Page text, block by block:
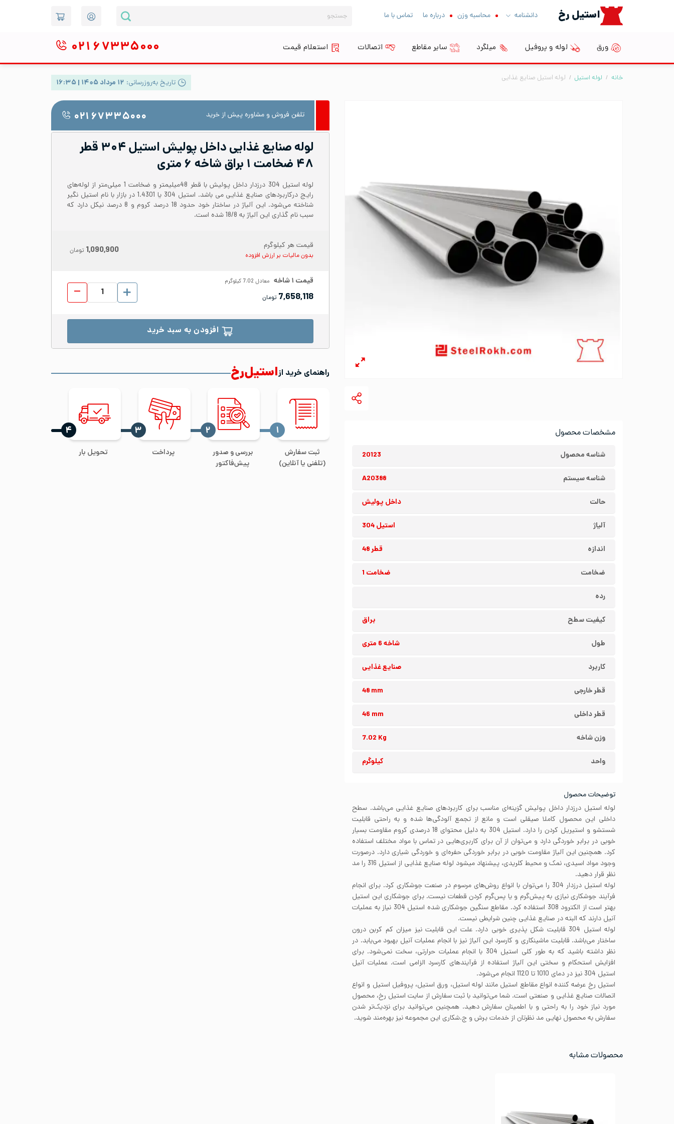
استیل رخ دانشنامه محاسبه وزن درباره ما تماس با ما
برای:
ورق لوله و پروفیل میلگرد سایر مقاطع اتصالات استعلام قیمت ۰۲۱ ۶۷۳۳۵۰۰۰
خانه / لوله استیل / لوله استیل صنایع غذایی تاریخ به‌روزرسانی: ۱۲ مرداد ۱۴۰۵ | ۱۶:۳۵
مشخصات محصول
شناسه محصول 20123
شناسه سیستم A20388
حالت داخل پولیش
آلیاژ استیل 304
اندازه قطر 48
ضخامت ضخامت 1
رده
کیفیت سطح براق
طول شاخه 6 متری
کاربرد صنایع غذایی
قطر خارجی 48 mm
قطر داخلی 46 mm
وزن شاخه 7.02 Kg
واحد کیلوگرم
توضیحات محصول
لوله استیل درزدار داخل پولیش گزینه‌ای مناسب برای کاربردهای صنایع غذایی می‌باشد. سطح
داخلی این محصول کاملا صیقلی است و مانع از تجمع آلودگی‌ها شده و به راحتی قابلیت
شستشو و استیریل کردن را دارد. استیل 304 به دلیل محتوای 18 درصدی کروم مقاومت بسیار
خوبی در برابر خوردگی دارد و می‌توان از آن برای کاربری‌هایی در تماس با مواد مختلف استفاده
کرد. همچنین این آلیاژ مقاومت خوبی در برابر خوردگی حفره‌ای و خوردگی شیاری دارد. درصورت
وجود مواد اسیدی، نمک و محیط کلریدی، پیشنهاد میشود لوله صنایع غذایی از استیل 316 را مد
نظر قرار دهید.
لوله استیل درزدار 304 را می‌توان با انواع روش‌های مرسوم در صنعت جوشکاری کرد. برای انجام
فرآیند جوشکاری نیازی به پیش‌گرم و یا پس‌گرم کردن قطعات نیست. برای جوشکاری این استیل
بهتر است از الکترود 308 استفاده کرد. مقاطع سنگین جوشکاری شده استیل 304 نیاز به عملیات
آنیل دارند که البته در صنایع غذایی چنین شرایطی نیست.
لوله استیل 304 قابلیت شکل پذیری خوبی دارد. علت این قابلیت نیز میزان کم کربن درون
ساختار می‌باشد. قابلیت ماشینکاری و کارسرد این آلیاژ نیز با انجام عملیات آنیل بهبود می‌یابد. در
نظر داشته باشید که به طور کلی استیل 304 با انجام عملیات حرارتی، سخت نمی‌شود. برای
افزایش استحکام و سختی این آلیاژ استفاده از فرآیندهای کارسرد الزامی است. عملیات آنیل
استیل 304 نیز در دمای 1010 تا 1120 انجام می‌شود.
استیل رخ عرضه کننده انواع مقاطع استیل مانند لوله استیل، ورق استیل، پروفیل استیل و انواع
اتصالات صنایع غذایی و صنعتی است. شما می‌توانید با ثبت سفارش از سایت استیل رخ، محصول
مورد نیاز خود را به راحتی و با اطمینان سفارش دهید. همچنین می‌توانید برای نزدیک‌تر شدن
سفارش به محصول نهایی مد نظرتان از خدمات برش و ج.شکاری این مجموعه نیز بهره‌مند شوید.
محصولات مشابه
تلفن فروش و مشاوره پیش از خرید ۰۲۱ ۶۷۳۳۵۰۰۰
لوله صنایع غذایی داخل پولیش استیل ۳۰۴ قطر
۴۸ ضخامت ۱ براق شاخه ۶ متری
لوله استیل 304 درزدار داخل پولیش با قطر 48میلیمتر و ضخامت 1 میلی‌متر از لوله‌های
رایج درکاربردهای صنایع غذایی می باشد. استیل 304 یا 1.4301 در بازار با نام استیل نگیر
شناخته می‌شود. این آلیاژ در ساختار خود حدود 18 درصد کروم و 8 درصد نیکل دارد که
سبب نام گذاری این آلیاژ به 18/8 شده است.
قیمت هر کیلوگرم
بدون مالیات بر ارزش افزوده 1,090,900 تومان
قیمت ۱شاخه معادل7.02 کیلوگرم
7,658,118 تومان
لوله صنایع غذایی داخل پولیش استیل 304
افزودن به سبد خرید
راهنمای خرید ازاستیل‌رخ
ثبت سفارش
(تلفنی یا آنلاین)
‍۱
بررسی و صدور
پیش‌فاکتور
‍۲
پرداخت
‍۳
تحویل بار
‍۴